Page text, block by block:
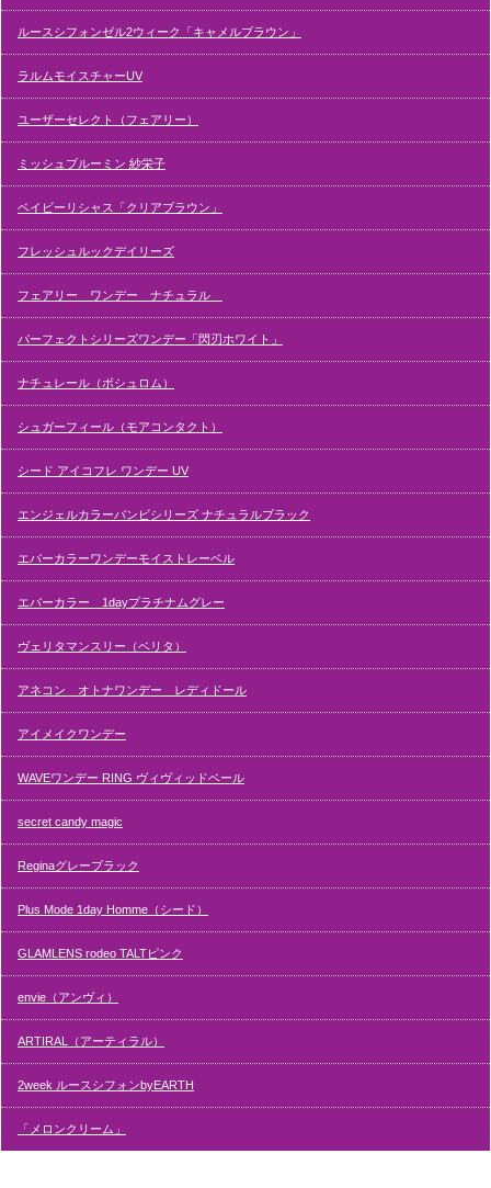
ルースシフォンゼル2ウィーク「キャメルブラウン」
ラルムモイスチャーUV
ユーザーセレクト（フェアリー）
ミッシュブルーミン 紗栄子
ベイビーリシャス「クリアブラウン」
フレッシュルックデイリーズ
フェアリー ワンデー ナチュラル
パーフェクトシリーズワンデー「閃刃ホワイト」
ナチュレール（ボシュロム）
シュガーフィール（モアコンタクト）
シード アイコフレ ワンデー UV
エンジェルカラーバンビシリーズ ナチュラルブラック
エバーカラーワンデーモイストレーベル
エバーカラー 1dayプラチナムグレー
ヴェリタマンスリー（ベリタ）
アネコン オトナワンデー レディドール
アイメイクワンデー
WAVEワンデー RING ヴィヴィッドベール
secret candy magic
Reginaグレーブラック
Plus Mode 1day Homme（シード）
GLAMLENS rodeo TALTピンク
envie（アンヴィ）
ARTIRAL（アーティラル）
2week ルースシフォンbyEARTH
「メロンクリーム」